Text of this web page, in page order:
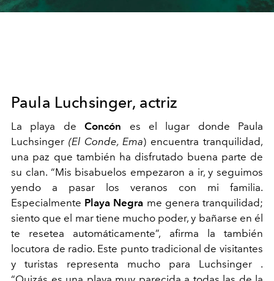
Paula Luchsinger, actriz
La playa deConcón es el lugar donde Paula
Luchsinger (El Conde, Ema) encuentra tranquilidad,
una paz que también ha disfrutado buena parte de
su clan. “Mis bisabuelos empezaron a ir, y seguimos
yendo a pasar los veranos con mi familia.
Especialmente Playa Negra me genera tranquilidad;
siento que el mar tiene mucho poder, y bañarse en él
te resetea automáticamente”, afirma la también
locutora de radio. Este punto tradicional de visitantes
y turistas representa mucho para Luchsinger .